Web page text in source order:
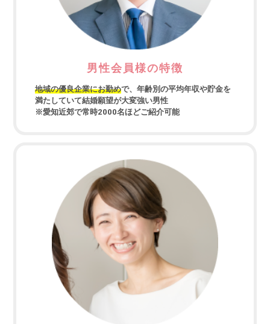
男性会員様の特徴
地域の優良企業にお勤めで、年齢別の平均年収や貯金を
満たしていて結婚願望が大変強い男性
※愛知近郊で常時2000名ほどご紹介可能